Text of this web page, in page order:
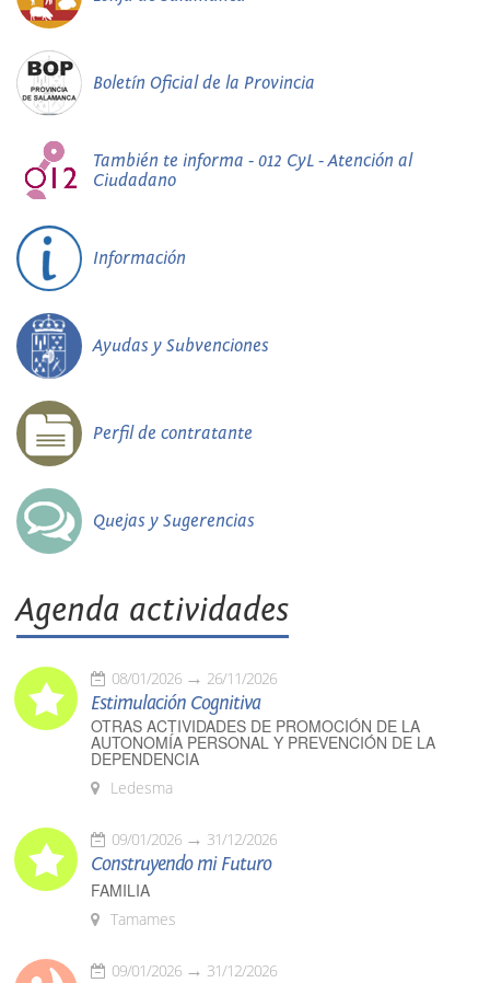
Boletín Oficial de la Provincia
También te informa - 012 CyL - Atención al
Ciudadano
Información
Ayudas y Subvenciones
Perfil de contratante
Quejas y Sugerencias
Agenda actividades
08/01/2026 26/11/2026
Estimulación Cognitiva
OTRAS ACTIVIDADES DE PROMOCIÓN DE LA
AUTONOMÍA PERSONAL Y PREVENCIÓN DE LA
DEPENDENCIA
Ledesma
09/01/2026 31/12/2026
Construyendo mi Futuro
FAMILIA
Tamames
09/01/2026 31/12/2026